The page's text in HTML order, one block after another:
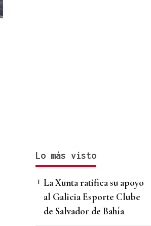
Lo más visto
La Xunta ratifica su apoyo
al Galicia Esporte Clube
de Salvador de Bahía